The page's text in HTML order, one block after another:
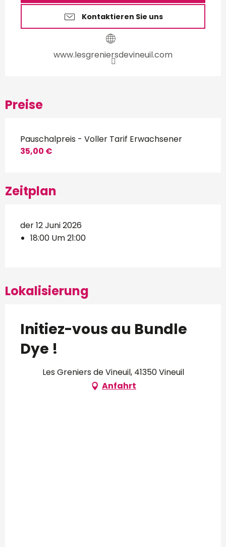
Kontaktieren Sie uns
www.lesgreniersdevineuil.com
Preise
Pauschalpreis - Voller Tarif Erwachsener
35,00 €
Zeitplan
der 12 Juni 2026
18:00 Um 21:00
Lokalisierung
Initiez-vous au Bundle
Dye !
Les Greniers de Vineuil, 41350 Vineuil
Anfahrt